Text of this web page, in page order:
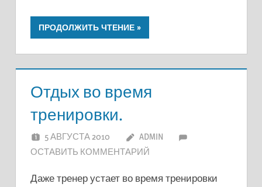
ПРОДОЛЖИТЬ ЧТЕНИЕ
Отдых во время
тренировки.
5 АВГУСТА 2010
ADMIN
ОСТАВИТЬ КОММЕНТАРИЙ
Даже тренер устает во время тренировки